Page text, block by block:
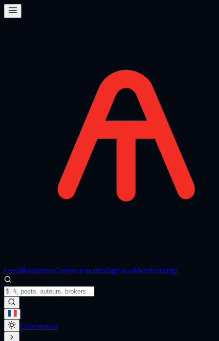
FeedAnalysesCommunautésSignauxMembership
Connexion